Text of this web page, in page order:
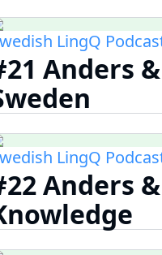
LingQ
Anders
LingQ
Anders